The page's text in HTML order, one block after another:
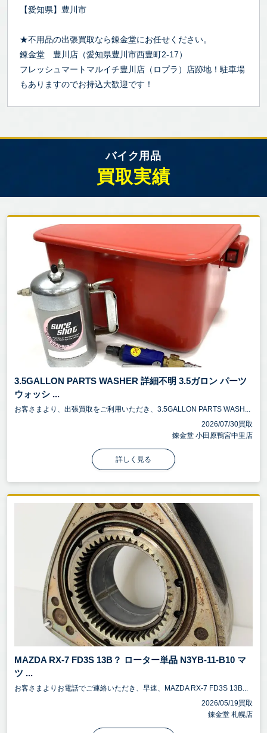
【愛知県】豊川市
★不用品の出張買取なら錬金堂にお任せください。
錬金堂 豊川店（愛知県豊川市西豊町2-17）
フレッシュマートマルイチ豊川店（ロプラ）店跡地！駐車場
もありますのでお持込大歓迎です！
バイク用品
買取実績
3.5GALLON PARTS WASHER 詳細不明 3.5ガロン パーツ
ウォッシ ...
お客さまより、出張買取をご利用いただき、3.5GALLON PARTS WASH...
2026/07/30買取
錬金堂 小田原鴨宮中里店
詳しく見る
MAZDA RX-7 FD3S 13B？ ローター単品 N3YB-11-B10 マ
ツ ...
お客さまよりお電話でご連絡いただき、早速、MAZDA RX-7 FD3S 13B...
2026/05/19買取
錬金堂 札幌店